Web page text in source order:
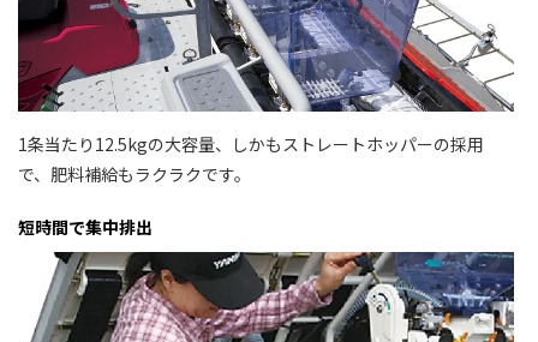
1条当たり12.5kgの大容量、しかもストレートホッパーの採用
で、肥料補給もラクラクです。
短時間で集中排出